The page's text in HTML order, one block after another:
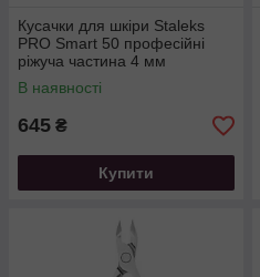
Кусачки для шкіри Staleks
PRO Smart 50 професійні
ріжуча частина 4 мм
В наявності
645 ₴
Купити